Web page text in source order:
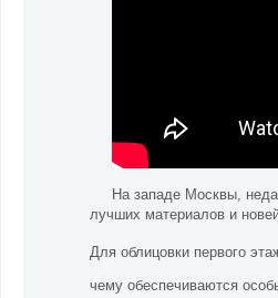
На западе Москвы,
лучших материалов и
Для облицовки первого
чему обеспечиваются